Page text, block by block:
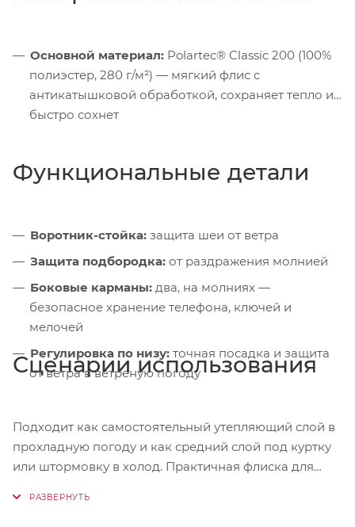
Основной материал: Polartec® Classic 200 (100%
полиэстер, 280 г/м²) — мягкий флис с
антикатышковой обработкой, сохраняет тепло и
быстро сохнет
Функциональные детали
Воротник-стойка: защита шеи от ветра
Защита подбородка: от раздражения молнией
Боковые карманы: два, на молниях —
безопасное хранение телефона, ключей и
мелочей
Регулировка по низу: точная посадка и защита
от ветра в ветреную погоду
Сценарии использования
Подходит как самостоятельный утепляющий слой в
прохладную погоду и как средний слой под куртку
или штормовку в холод. Практичная флиска для